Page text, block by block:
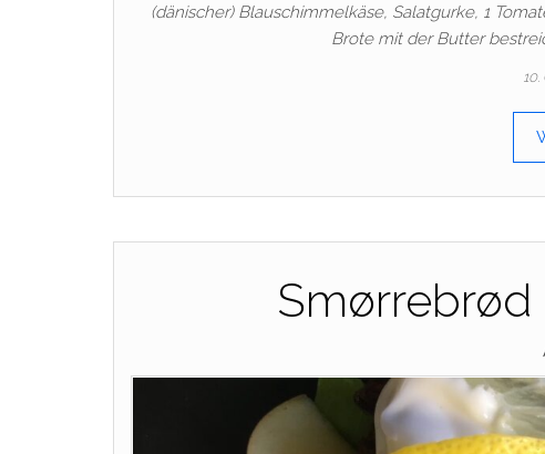
(dänischer) Blauschimmelkäse, Salatgurke, 1
Brote mit der Butter